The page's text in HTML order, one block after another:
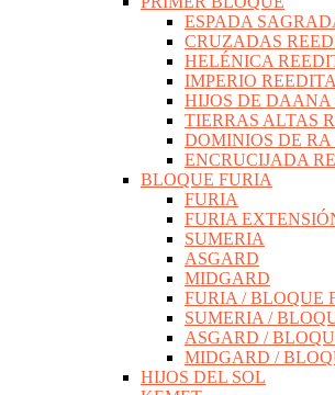
ESPADA
CRUZADAS
HELÉNICA
IMPERIO
HIJOS DE
TIERRAS ALTAS
DOMINIOS DE
ENCRUCIJADA
BLOQUE FURIA
FURIA
FURIA
SUMERIA
ASGARD
MIDGARD
FURIA / BLOQUE
SUMERIA /
ASGARD /
MIDGARD /
HIJOS DEL SOL